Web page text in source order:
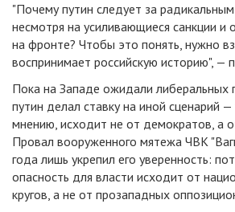
"Почему путин следует за
несмотря на усиливающиеся санкции и
на фронте? Чтобы это понять, нужно
воспринимает российскую историю", —
Пока на Западе ожидали либеральных
путин делал ставку на иной сценарий —
мнению, исходит не от демократов, а
Провал вооруженного мятежа ЧВК
года лишь укрепил его уверенность:
опасность для власти исходит от
кругов, а не от прозападных